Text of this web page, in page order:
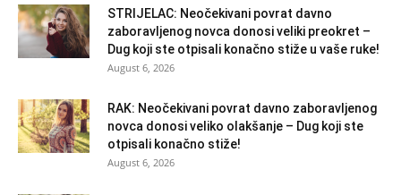
STRIJELAC: Neočekivani povrat davno
zaboravljenog novca donosi veliki preokret –
Dug koji ste otpisali konačno stiže u vaše ruke!
August 6, 2026
RAK: Neočekivani povrat davno zaboravljenog
novca donosi veliko olakšanje – Dug koji ste
otpisali konačno stiže!
August 6, 2026